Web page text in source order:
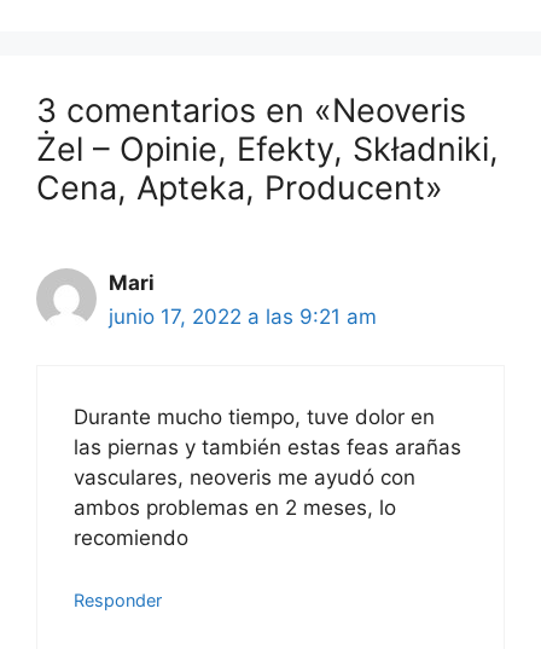
3 comentarios en «Neoveris
Żel – Opinie, Efekty, Składniki,
Cena, Apteka, Producent»
Mari
junio 17, 2022 a las 9:21 am
Durante mucho tiempo, tuve dolor en
las piernas y también estas feas arañas
vasculares, neoveris me ayudó con
ambos problemas en 2 meses, lo
recomiendo
Responder